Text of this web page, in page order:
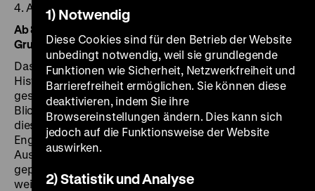
4. April bis 4. August 2019
Ab 8. März 2019 Führungen für Schulklassen und
Gruppen
Das partizipative Demokratie-Labordes Deutschen
Historischen Museums nimmt die gegenwärtigen
gesellschaftlichen Aushandlungsprozesse in den
Blick. Es will ein Bewusstsein dafür schaffen, dass
diese Regierungsform von der Partizipation und dem
Engagement aller lebt, von dem kontinuierlichen
Aushandeln verschiedener Meinungen und Positionen
geprägt wird und sich deshalb beständig
weiterentwickelt.
1) Notwendig
Diese Cookies sind für den Betrieb der Website
unbedingt notwendig, weil sie grundlegende
Funktionen wie Sicherheit, Netzwerkfreiheit und
Barrierefreiheit ermöglichen. Sie können diese
deaktivieren, indem Sie ihre
Browsereinstellungen ändern. Dies kann sich
jedoch auf die Funktionsweise der Website
auswirken.
2) Statistik und Analyse